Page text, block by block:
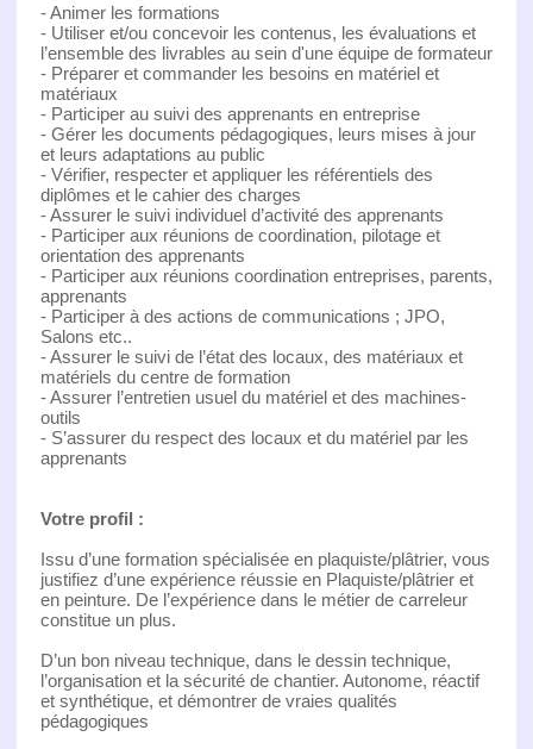
- Animer les formations
- Utiliser et/ou concevoir les contenus, les évaluations et
l’ensemble des livrables au sein d'une équipe de formateur
- Préparer et commander les besoins en matériel et
matériaux
- Participer au suivi des apprenants en entreprise
- Gérer les documents pédagogiques, leurs mises à jour
et leurs adaptations au public
- Vérifier, respecter et appliquer les référentiels des
diplômes et le cahier des charges
- Assurer le suivi individuel d’activité des apprenants
- Participer aux réunions de coordination, pilotage et
orientation des apprenants
- Participer aux réunions coordination entreprises, parents,
apprenants
- Participer à des actions de communications ; JPO,
Salons etc..
- Assurer le suivi de l’état des locaux, des matériaux et
matériels du centre de formation
- Assurer l’entretien usuel du matériel et des machines-
outils
- S’assurer du respect des locaux et du matériel par les
apprenants
Votre profil :
Issu d’une formation spécialisée en plaquiste/plâtrier, vous
justifiez d’une expérience réussie en Plaquiste/plâtrier et
en peinture. De l’expérience dans le métier de carreleur
constitue un plus.
D’un bon niveau technique, dans le dessin technique,
l’organisation et la sécurité de chantier. Autonome, réactif
et synthétique, et démontrer de vraies qualités
pédagogiques